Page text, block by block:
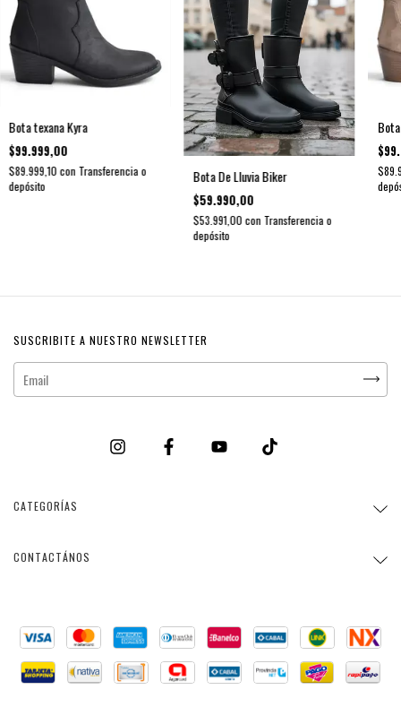
Bota texana Kyra
$99.999,00
$89.999,10 con Transferencia o
depósito
Bota De Lluvia Biker
$59.990,00
$53.991,00 con Transferencia o
depósito
SUSCRIBITE A NUESTRO NEWSLETTER
CATEGORÍAS
CONTACTÁNOS